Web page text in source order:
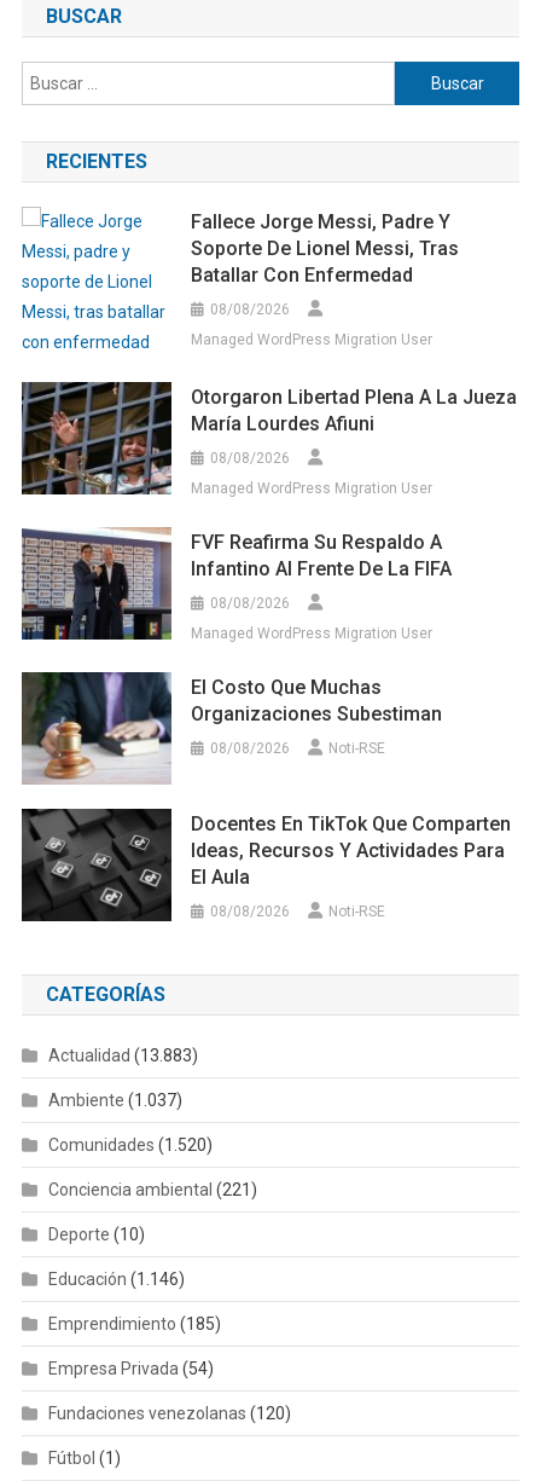
BUSCAR
Buscar:
RECIENTES
Fallece Jorge Messi, Padre Y
Soporte De Lionel Messi, Tras
Batallar Con Enfermedad
08/08/2026
Managed WordPress Migration User
Otorgaron Libertad Plena A La Jueza
María Lourdes Afiuni
08/08/2026
Managed WordPress Migration User
FVF Reafirma Su Respaldo A
Infantino Al Frente De La FIFA
08/08/2026
Managed WordPress Migration User
El Costo Que Muchas
Organizaciones Subestiman
08/08/2026 Noti-RSE
Docentes En TikTok Que Comparten
Ideas, Recursos Y Actividades Para
El Aula
08/08/2026 Noti-RSE
CATEGORÍAS
Actualidad (13.883)
Ambiente (1.037)
Comunidades (1.520)
Conciencia ambiental (221)
Deporte (10)
Educación (1.146)
Emprendimiento (185)
Empresa Privada (54)
Fundaciones venezolanas (120)
Fútbol (1)